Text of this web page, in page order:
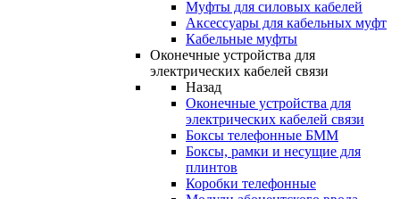
Муфты для силовых кабелей
Аксессуары для кабельных муфт
Кабельные муфты
Оконечные устройства для
электрических кабелей связи
Назад
Оконечные устройства для
электрических кабелей связи
Боксы телефонные БММ
Боксы, рамки и несущие для
плинтов
Коробки телефонные